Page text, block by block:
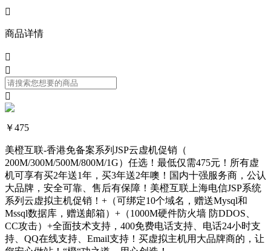

商品详情



￥475
美橙互联-香港免备案系列JSP云虚机促销（
200M/300M/500M/800M/1G）任选！最低仅需475元！所有虚
机可享有买2年送1年，买3年送2年噢！国内十强服务商，公认
大品牌，安全可靠、售后有保障！美橙互联上海电信JSP系统
系列云虚拟主机促销！+（可绑定10个域名，赠送Mysql和
Mssql数据库，赠送邮箱）+（1000M硬件防火墙 防DDOS、
CC攻击）+全面技术支持，400免费电话支持、电话24小时支
持、QQ在线支持、Email支持！买虚拟主机用大品牌商的，让